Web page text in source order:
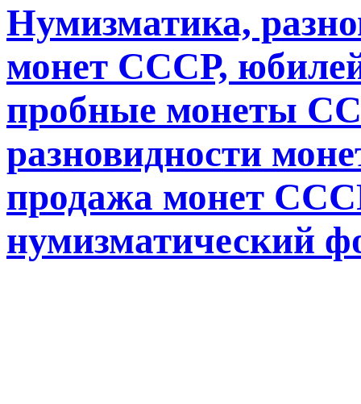
Нумизматика,
монет СССР,
пробные монеты
разновидности
продажа монет
нумизматический